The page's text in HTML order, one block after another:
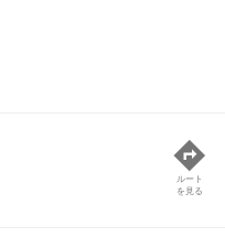
ルート
を見る